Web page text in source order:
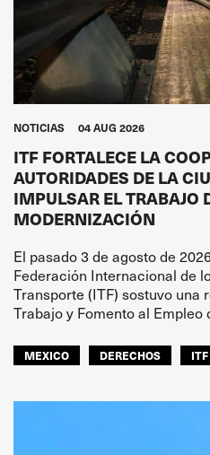
NOTICIAS 04 AUG 2026
ITF FORTALECE LA
AUTORIDADES DE LA
IMPULSAR EL TRABAJO
MODERNIZACIÓN
El pasado 3 de agosto de
Federación Internacional de
Transporte (ITF) sostuvo una
Trabajo y Fomento al Empleo
MEXICO DERECHOS